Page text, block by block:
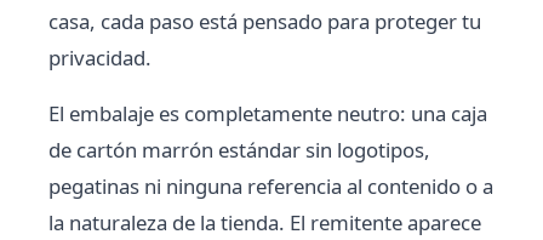
casa, cada paso está pensado para proteger tu
privacidad.
El embalaje es completamente neutro: una caja
de cartón marrón estándar sin logotipos,
pegatinas ni ninguna referencia al contenido o a
la naturaleza de la tienda. El remitente aparece